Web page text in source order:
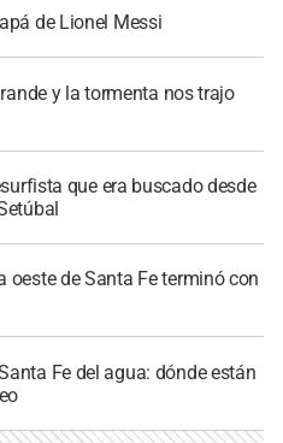
de Lionel Messi
y la tormenta nos trajo
que era buscado desde
oeste de Santa Fe terminó con
Fe del agua: dónde están